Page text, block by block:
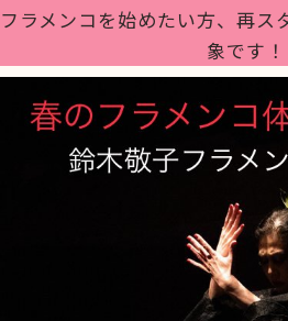
フラメンコを始めたい方、再ス
象です！